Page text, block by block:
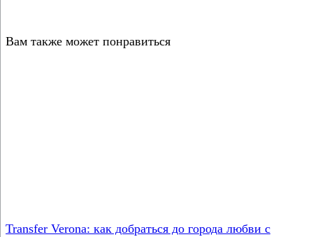
Вам также может понравиться
Transfer Verona: как добраться до города любви с